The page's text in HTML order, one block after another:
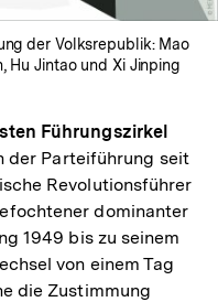
der Volksrepublik: Mao
Hu Jintao und Xi Jinping
Führungszirkel
der Parteiführung seit
Revolutionsführer
dominanter
1949 bis zu seinem
von einem Tag
die Zustimmung